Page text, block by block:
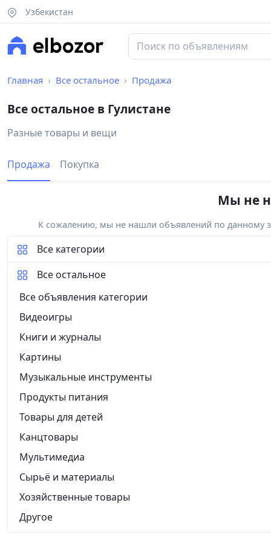
Узбекистан
Главная Все остальное Продажа
Все остальное в Гулистане
Разные товары и вещи
Продажа Покупка
Мы не
К сожалению, мы не нашли объявлений по данному
Все категории
Все остальное
Все объявления категории
Видеоигры
Книги и журналы
Картины
Музыкальные инструменты
Продукты питания
Товары для детей
Канцтовары
Мультимедиа
Сырьё и материалы
Хозяйственные товары
Другое